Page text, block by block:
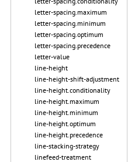
letter-spacing.maximum
letter-spacing.minimum
letter-spacing.optimum
letter-spacing.precedence
letter-value
line-height
line-height-shift-adjustment
line-height.conditionality
line-height.maximum
line-height.minimum
line-height.optimum
line-height.precedence
line-stacking-strategy
linefeed-treatment